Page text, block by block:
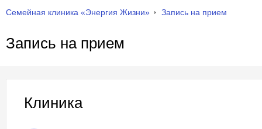
Семейная клиника «Энергия Жизни» Запись на прием
Запись на прием
Клиника